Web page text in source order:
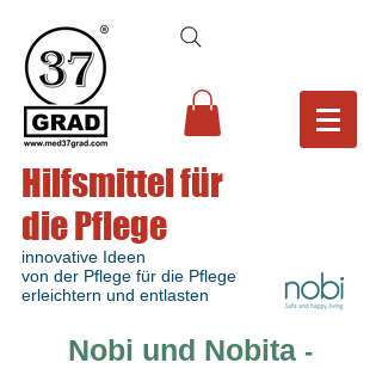
Hilfsmittel für
die Pflege
innovative Ideen
von der Pflege für die Pflege
erleichtern und entlasten
Nobi und Nobita -